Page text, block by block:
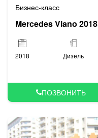
Бизнес-класс
Mercedes Viano 2018
2018 Дизель
ПОЗВОНИТЬ